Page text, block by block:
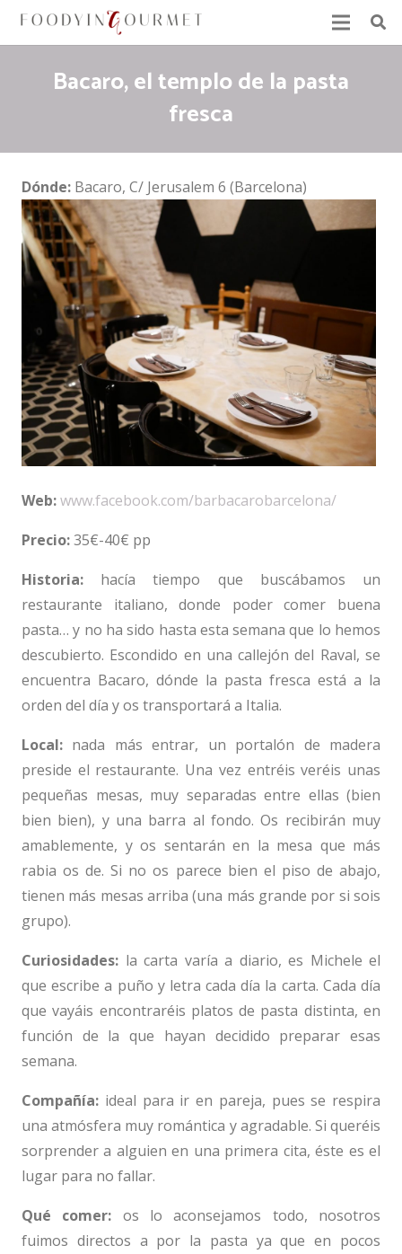
Bacaro, el templo de la pasta
fresca
Dónde: Bacaro, C/ Jerusalem 6 (Barcelona)
Web:www.facebook.com/barbacarobarcelona/
Precio:35€-40€ pp
Historia: hacía tiempo que buscábamos un
restaurante italiano, donde poder comer buena
pasta… y no ha sido hasta esta semana que lo hemos
descubierto. Escondido en una callejón del Raval, se
encuentra Bacaro, dónde la pasta fresca está a la
orden del día y os transportará a Italia.
Local: nada más entrar, un portalón de madera
preside el restaurante. Una vez entréis veréis unas
pequeñas mesas, muy separadas entre ellas (bien
bien bien), y una barra al fondo. Os recibirán muy
amablemente, y os sentarán en la mesa que más
rabia os de. Si no os parece bien el piso de abajo,
tienen más mesas arriba (una más grande por si sois
grupo).
Curiosidades: la carta varía a diario, es Michele el
que escribe a puño y letra cada día la carta. Cada día
que vayáis encontraréis platos de pasta distinta, en
función de la que hayan decidido preparar esas
semana.
Compañía: ideal para ir en pareja, pues se respira
una atmósfera muy romántica y agradable. Si queréis
sorprender a alguien en una primera cita, éste es el
lugar para no fallar.
Qué comer: os lo aconsejamos todo, nosotros
fuimos directos a por la pasta ya que en pocos